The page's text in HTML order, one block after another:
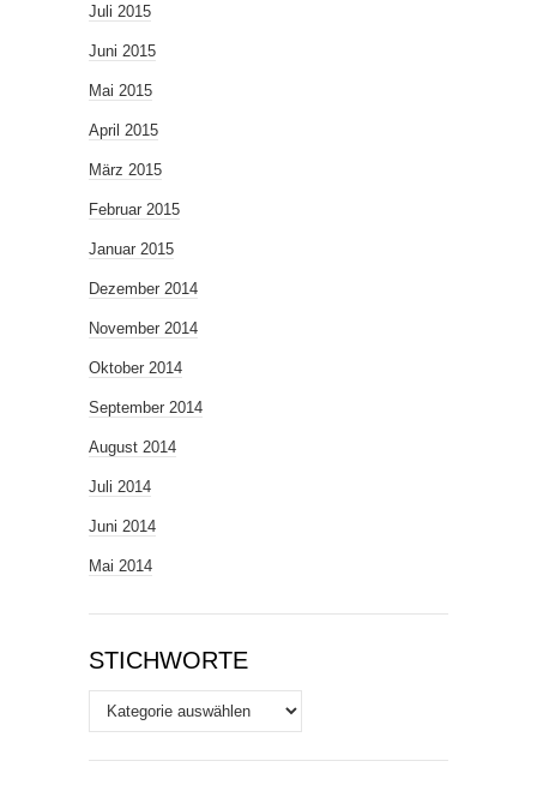
Juli 2015
Juni 2015
Mai 2015
April 2015
März 2015
Februar 2015
Januar 2015
Dezember 2014
November 2014
Oktober 2014
September 2014
August 2014
Juli 2014
Juni 2014
Mai 2014
STICHWORTE
Stichworte